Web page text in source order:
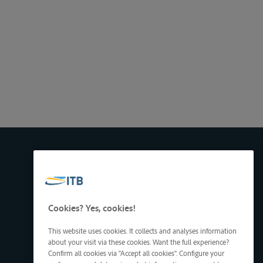
Cookies? Yes, cookies!
This website uses cookies. It collects and analyses information
about your visit via these cookies. Want the full experience?
Confirm all cookies via "Accept all cookies". Configure your